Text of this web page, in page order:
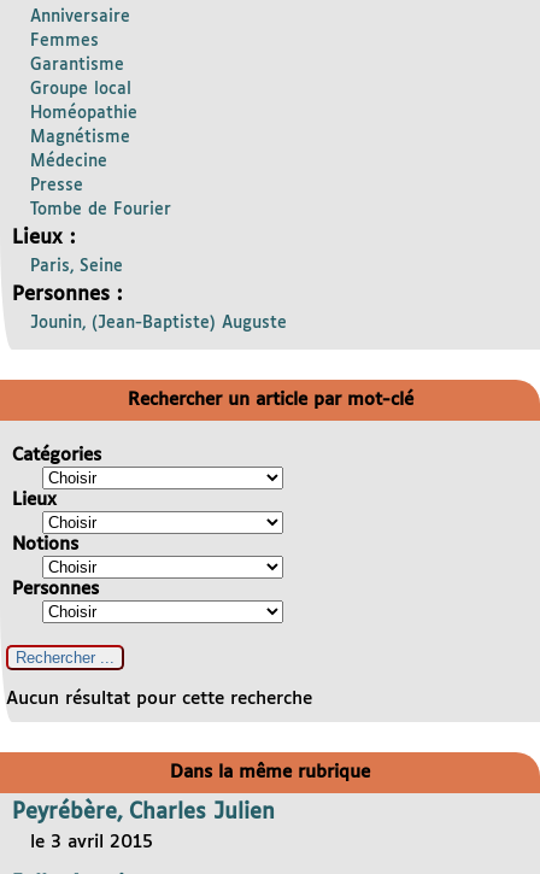
Anniversaire
Femmes
Garantisme
Groupe local
Homéopathie
Magnétisme
Médecine
Presse
Tombe de Fourier
Lieux :
Paris, Seine
Personnes :
Jounin, (Jean-Baptiste) Auguste
Rechercher un article par mot-clé
Catégories
Lieux
Notions
Personnes
Aucun résultat pour cette recherche
Dans la même rubrique
Peyrébère, Charles Julien
le 3 avril 2015